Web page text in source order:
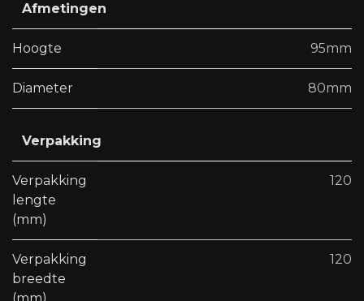
Afmetingen
Hoogte 95mm
Diameter 80mm
Verpakking
Verpakking
lengte
(mm)
120
Verpakking
breedte
120